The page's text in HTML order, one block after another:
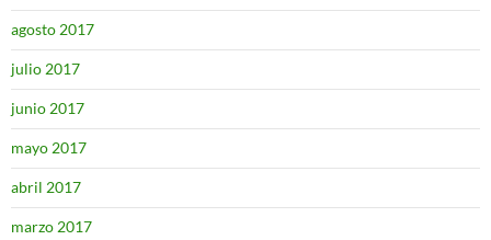
agosto 2017
julio 2017
junio 2017
mayo 2017
abril 2017
marzo 2017